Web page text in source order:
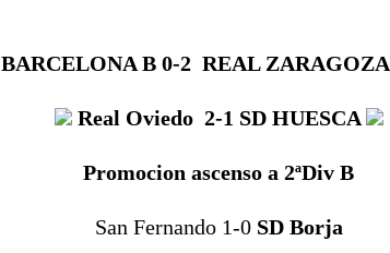
BARCELONA B 0-2 REAL ZARAGOZA
Real Oviedo 2-1 SD HUESCA
Promocion ascenso a 2ªDiv B
San Fernando 1-0 SD Borja